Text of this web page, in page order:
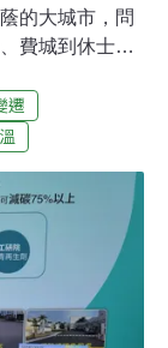
的大城市，問
費城到休士頓
操場就是一片
，沒有人會在
木提供遮蔭，
的雨水花園，
也成為社區居
護，瀝青多年
而當全球氣溫
究人員測量，
遷